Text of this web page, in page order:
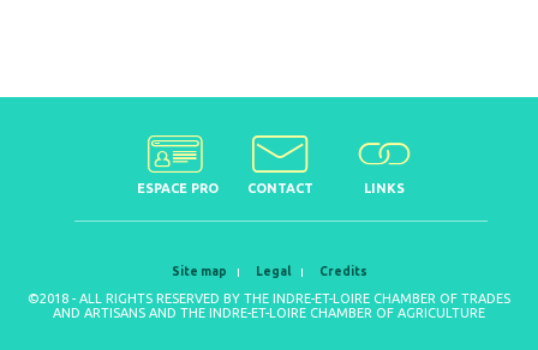
ESPACE PRO CONTACT LINKS
Site map Legal Credits
©2018 - ALL RIGHTS RESERVED BY THE INDRE-ET-LOIRE CHAMBER OF TRADES
AND ARTISANS AND THE INDRE-ET-LOIRE CHAMBER OF AGRICULTURE